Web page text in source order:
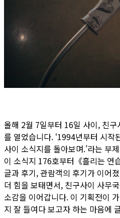
올해 2월 7일부터 16일 사이, 친구
를 열었습니다. ‘1994년부터 시작
사이 소식지를 돌아보며.’라는 부
이 소식지 176호부터《흘리는 연
글과 후기, 관람객의 후기가 이어
더 힘을 보태면서, 친구사이 사무
소감을 이어갑니다. 이 기획전이
지 잘 들여다 보고자 하는 마음에